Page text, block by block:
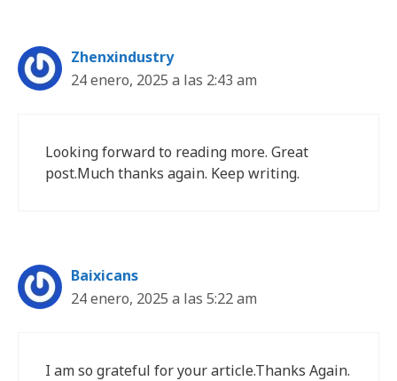
Zhenxindustry
24 enero, 2025 a las 2:43 am
Looking forward to reading more. Great
post.Much thanks again. Keep writing.
Baixicans
24 enero, 2025 a las 5:22 am
I am so grateful for your article.Thanks Again.